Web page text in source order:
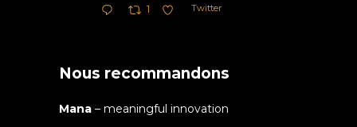
1 Twitter
Nous recommandons
Mana – meaningful innovation